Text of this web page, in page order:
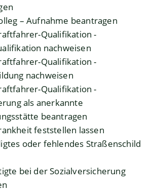
– Aufnahme beantragen
Qualifikation -
nachweisen
Qualifikation -
nachweisen
Qualifikation -
als anerkannte
beantragen
feststellen lassen
oder fehlendes Straßenschild
bei der Sozialversicherung